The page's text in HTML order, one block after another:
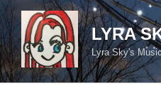
コ
ン
テ
ン
ツ
LYRA
Lyra Sky's